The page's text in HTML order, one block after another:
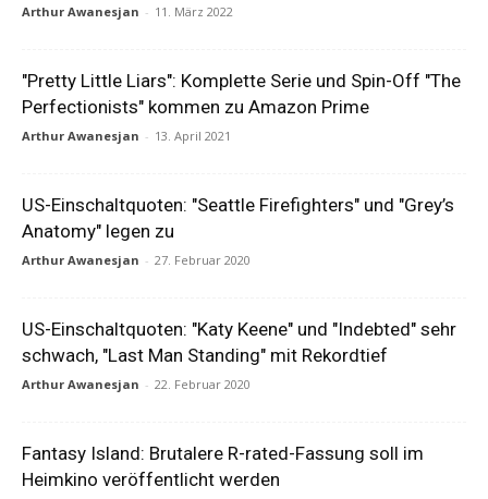
Arthur Awanesjan - 11. März 2022
"Pretty Little Liars": Komplette Serie und Spin-Off "The
Perfectionists" kommen zu Amazon Prime
Arthur Awanesjan - 13. April 2021
US-Einschaltquoten: "Seattle Firefighters" und "Grey’s
Anatomy" legen zu
Arthur Awanesjan - 27. Februar 2020
US-Einschaltquoten: "Katy Keene" und "Indebted" sehr
schwach, "Last Man Standing" mit Rekordtief
Arthur Awanesjan - 22. Februar 2020
Fantasy Island: Brutalere R-rated-Fassung soll im
Heimkino veröffentlicht werden